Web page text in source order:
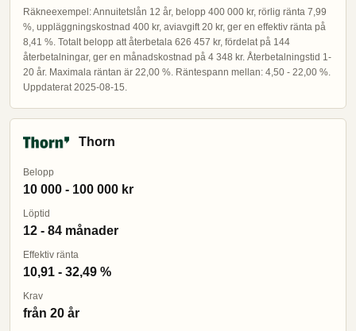
Räkneexempel: Annuitetslån 12 år, belopp 400 000 kr, rörlig ränta 7,99
%, uppläggningskostnad 400 kr, aviavgift 20 kr, ger en effektiv ränta på
8,41 %. Totalt belopp att återbetala 626 457 kr, fördelat på 144
återbetalningar, ger en månadskostnad på 4 348 kr. Återbetalningstid 1-
20 år. Maximala räntan är 22,00 %. Räntespann mellan: 4,50 - 22,00 %.
Uppdaterat 2025-08-15.
Thorn
Belopp
10 000 - 100 000 kr
Löptid
12 - 84 månader
Effektiv ränta
10,91 - 32,49 %
Krav
från 20 år